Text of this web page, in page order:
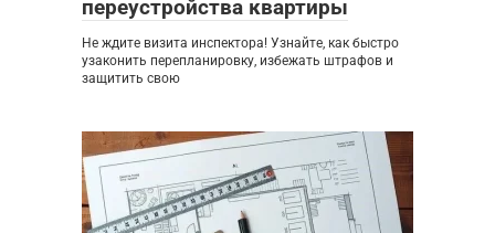
переустройства квартиры
Не ждите визита инспектора! Узнайте, как быстро
узаконить перепланировку, избежать штрафов и
защитить свою